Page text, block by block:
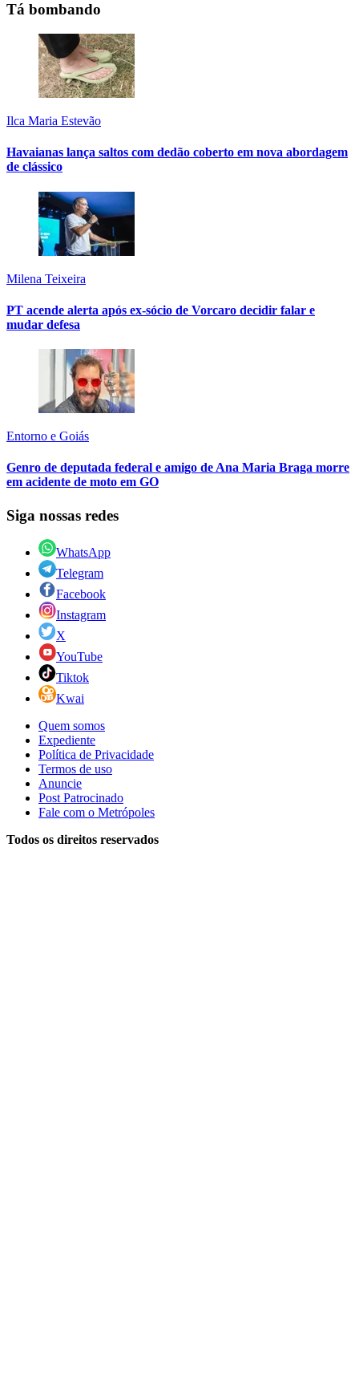
Tá bombando
Ilca Maria Estevão
Havaianas lança saltos com dedão coberto em nova abordagem
de clássico
Milena Teixeira
PT acende alerta após ex-sócio de Vorcaro decidir falar e
mudar defesa
Entorno e Goiás
Genro de deputada federal e amigo de Ana Maria Braga morre
em acidente de moto em GO
Siga nossas redes
WhatsApp
Telegram
Facebook
Instagram
X
YouTube
Tiktok
Kwai
Quem somos
Expediente
Política de Privacidade
Termos de uso
Anuncie
Post Patrocinado
Fale com o Metrópoles
Todos os direitos reservados